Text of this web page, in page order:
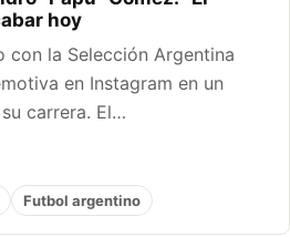
hoy
con la Selección Argentina
en Instagram en un
carrera. El…
Futbol argentino